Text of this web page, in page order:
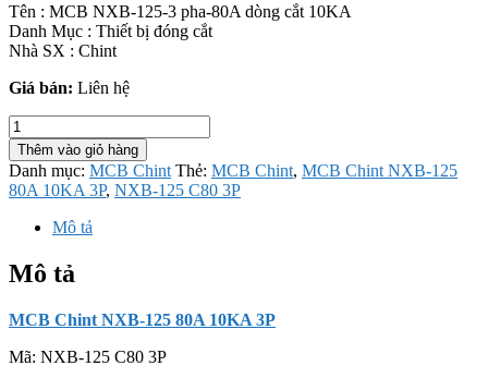
Tên : MCB NXB-125-3 pha-80A dòng cắt 10KA
Danh Mục : Thiết bị đóng cắt
Nhà SX : Chint
Giá bán: Liên hệ
MCB
Chint
NXB-
125
80A
10KA
số
lượng
Thêm vào giỏ hàng
Danh mục: MCB Chint Thẻ: MCB Chint, MCB Chint NXB-125
80A 10KA 3P, NXB-125 C80 3P
Mô tả
Mô tả
MCB Chint NXB-125 80A 10KA 3P
Mã: NXB-125 C80 3P